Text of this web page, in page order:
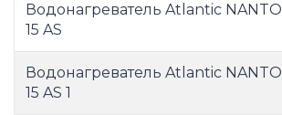
Водонагреватель Atlantic NANTO
15 AS
Водонагреватель Atlantic NANTO
15 AS 1